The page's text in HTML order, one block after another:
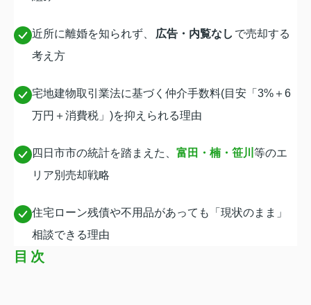
近所に離婚を知られず、 広告・内覧なし で売却する
考え方
宅地建物取引業法に基づく仲介手数料(目安「3%＋6
万円＋消費税」)を抑えられる理由
四日市市の統計を踏まえた、 富田・楠・笹川 等のエ
リア別売却戦略
住宅ローン残債や不用品があっても「現状のまま」
相談できる理由
目次